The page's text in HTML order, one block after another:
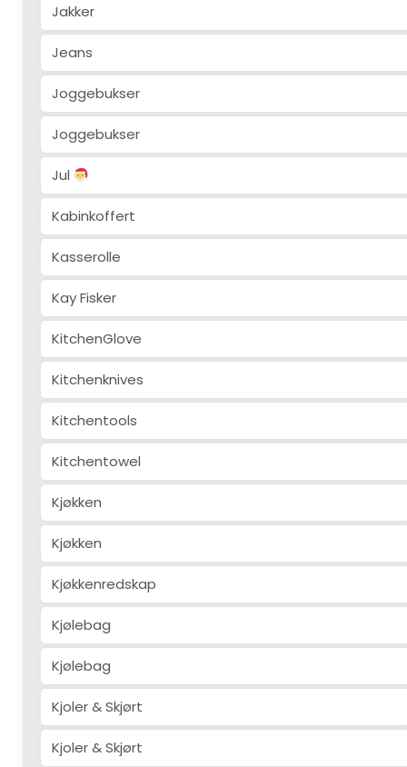
Jakker
Jeans
Joggebukser
Joggebukser
Jul
Kabinkoffert
Kasserolle
Kay Fisker
KitchenGlove
Kitchenknives
Kitchentools
Kitchentowel
Kjøkken
Kjøkken
Kjøkkenredskap
Kjølebag
Kjølebag
Kjoler & Skjørt
Kjoler & Skjørt